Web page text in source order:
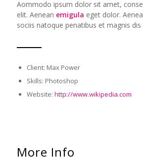
Aommodo ipsum dolor sit amet,
elit. Aenean emigula eget dolor.
sociis natoque penatibus et magnis
Client: Max Power
Skills: Photoshop
Website: http://www.wikipedia.com
More Info